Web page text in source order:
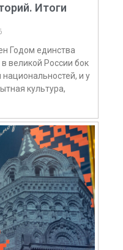
Итоги
Годом единства
великой России бок
национальностей, и у
культура,